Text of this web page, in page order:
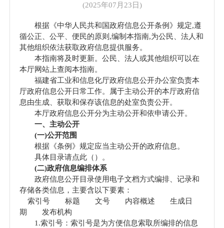
(2025年07月23日)
根据《中华人民共和国政府信息公开条例》规定,遵
循公正、公平、便民的原则,编制本指南,为公民、法人和
其他组织依法获取政府信息提供服务。
本指南将及时更新。公民、法人或其他组织可以在
本厅网站上查阅本指南。
福建省工业和信息化厅政府信息公开办公室负责本
厅政府信息公开日常工作。属于主动公开的本厅政府信
息由生成、获取和保存该信息的处室负责公开。
本厅政府信息公开分为主动公开和依申请公开。
一、主动公开
(一)公开范围
根据《条例》规定应当主动公开的政府信息。
具体目录请点此（ ）。
(二)政府信息编排体系
政府信息公开目录使用电子文档方式编排、记录和
存储各类信息，主要含以下要素：
索引号 标题 文号 内容概述 生成日
期 发布机构
1.索引号：索引号是为方便信息索取所编排的信息